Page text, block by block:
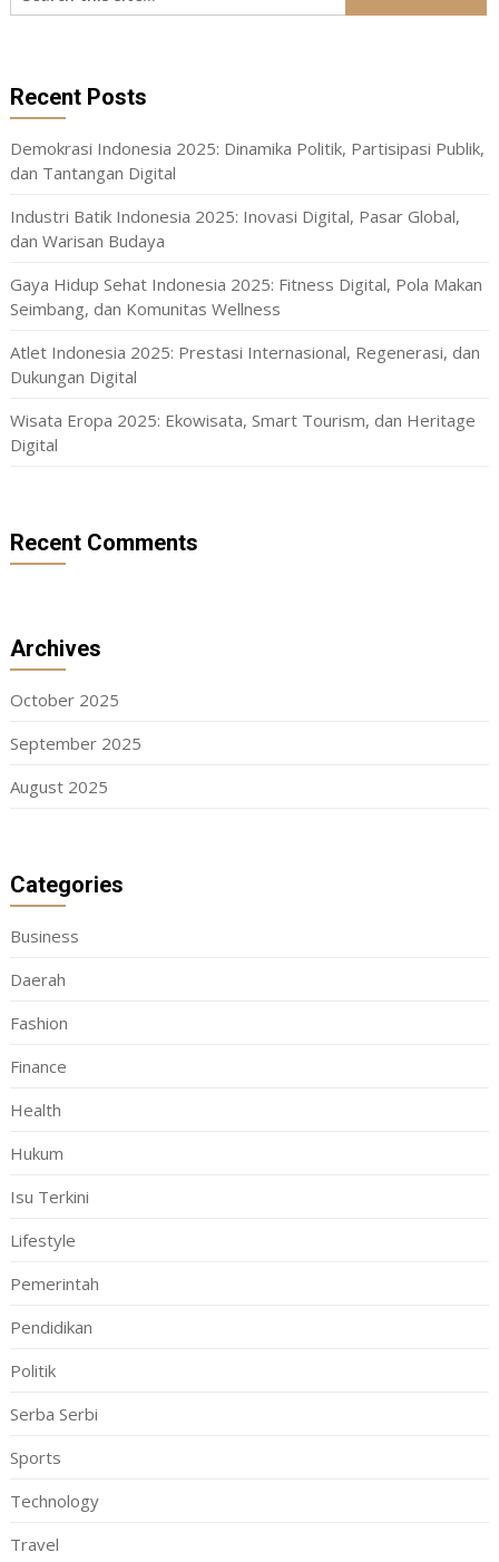
Recent Posts
Demokrasi Indonesia 2025: Dinamika Politik, Partisipasi Publik,
dan Tantangan Digital
Industri Batik Indonesia 2025: Inovasi Digital, Pasar Global,
dan Warisan Budaya
Gaya Hidup Sehat Indonesia 2025: Fitness Digital, Pola Makan
Seimbang, dan Komunitas Wellness
Atlet Indonesia 2025: Prestasi Internasional, Regenerasi, dan
Dukungan Digital
Wisata Eropa 2025: Ekowisata, Smart Tourism, dan Heritage
Digital
Recent Comments
Archives
October 2025
September 2025
August 2025
Categories
Business
Daerah
Fashion
Finance
Health
Hukum
Isu Terkini
Lifestyle
Pemerintah
Pendidikan
Politik
Serba Serbi
Sports
Technology
Travel